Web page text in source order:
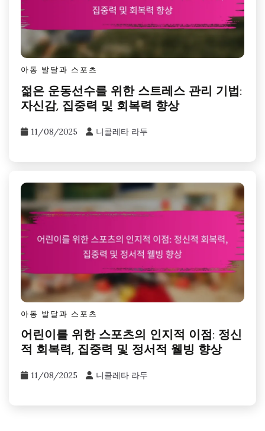
아동 발달과 스포츠
젊은 운동선수를 위한 스트레스 관리 기법:
자신감, 집중력 및 회복력 향상
11/08/2025 니콜레타 라두
아동 발달과 스포츠
어린이를 위한 스포츠의 인지적 이점: 정신
적 회복력, 집중력 및 정서적 웰빙 향상
11/08/2025 니콜레타 라두